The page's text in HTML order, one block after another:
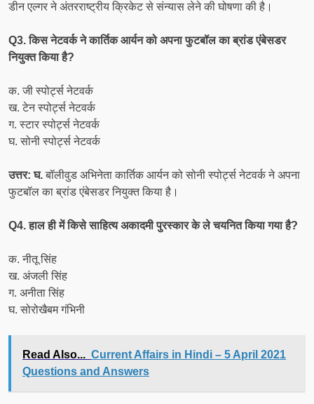
डीन एल्गर ने अंतरराष्ट्रीय क्रिकेट से संन्यास लेने की घोषणा की है।
Q3. किस नेटवर्क ने कार्तिक आर्यन को अपना फुटबॉल का ब्रांड एंबेसडर
नियुक्त किया है?
क. जी स्पोर्ट्स नेटवर्क
ख. टेन स्पोर्ट्स नेटवर्क
ग. स्टार स्पोर्ट्स नेटवर्क
घ. सोनी स्पोर्ट्स नेटवर्क
उत्तर: घ.बॉलीवुड अभिनेता कार्तिक आर्यन को सोनी स्पोर्ट्स नेटवर्क ने अपना
फुटबॉल का ब्रांड एंबेसडर नियुक्त किया है।
Q4. हाल ही में किसे साहित्य अकादमी पुरस्कार के ले चयनित किया गया है?
क. नीतू सिंह
ख. अंजली सिंह
ग. अनीता सिंह
घ. सोरोखैबम गंभिनी
Read Also... Current Affairs in Hindi – 5 April 2021
Questions and Answers